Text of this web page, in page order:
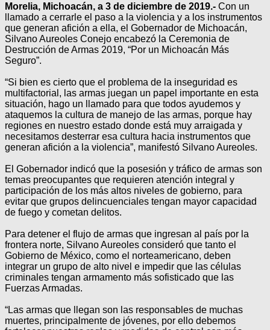
Morelia, Michoacán, a 3 de diciembre de 2019.- Con un
llamado a cerrarle el paso a la violencia y a los instrumentos
que generan afición a ella, el Gobernador de Michoacán,
Silvano Aureoles Conejo encabezó la Ceremonia de
Destrucción de Armas 2019, “Por un Michoacán Más
Seguro”.
“Si bien es cierto que el problema de la inseguridad es
multifactorial, las armas juegan un papel importante en esta
situación, hago un llamado para que todos ayudemos y
ataquemos la cultura de manejo de las armas, porque hay
regiones en nuestro estado donde está muy arraigada y
necesitamos desterrar esa cultura hacia instrumentos que
generan afición a la violencia”, manifestó Silvano Aureoles.
El Gobernador indicó que la posesión y tráfico de armas son
temas preocupantes que requieren atención integral y
participación de los más altos niveles de gobierno, para
evitar que grupos delincuenciales tengan mayor capacidad
de fuego y cometan delitos.
Para detener el flujo de armas que ingresan al país por la
frontera norte, Silvano Aureoles consideró que tanto el
Gobierno de México, como el norteamericano, deben
integrar un grupo de alto nivel e impedir que las células
criminales tengan armamento más sofisticado que las
Fuerzas Armadas.
“Las armas que llegan son las responsables de muchas
muertes, principalmente de jóvenes, por ello debemos